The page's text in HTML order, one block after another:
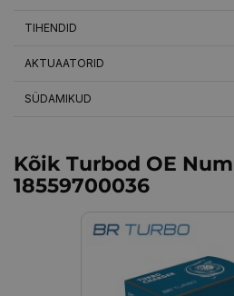
TIHENDID
AKTUAATORID
SÜDAMIKUD
Kõik Turbod OE
18559700036